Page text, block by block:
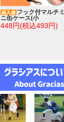
フック付マルチミ
ニ缶ケース(小
448円(税込493円)